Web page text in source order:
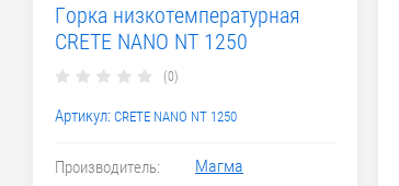
Горка низкотемпературная
CRETE NANO NT 1250
(0)
Артикул: CRETE NANO NT 1250
Производитель: Магма